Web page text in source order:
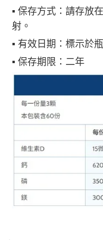
▪︎ 保存方式：請存放
射。
▪︎ 有效日期：標示於
▪︎ 保存期限：二年